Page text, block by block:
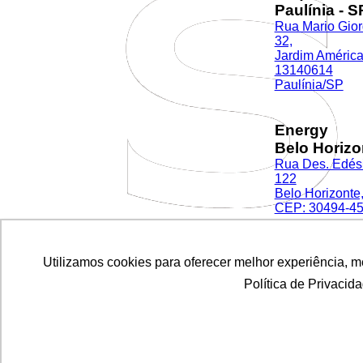
Utilizamos cookies para oferecer melhor experiência,
Política de
Utilizamos cookies para oferecer melhor experiência,
Política de
Paulínia -
Rua Mario
32,
Jardim
13140614
Paulínia/SP
Energy
Belo
Rua Des.
122
Belo
CEP: 30494-
Sequor
Canoas -